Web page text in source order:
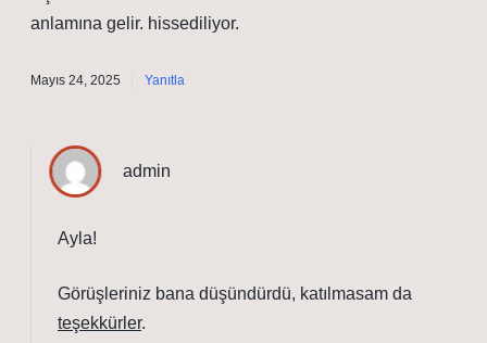
anlamına gelir. hissediliyor.
Mayıs 24, 2025 Yanıtla
admin
Ayla!
Görüşleriniz bana düşündürdü, katılmasam da
teşekkürler.